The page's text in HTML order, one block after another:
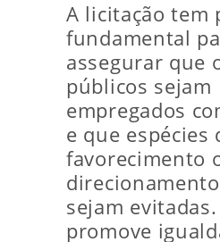
A licitação tem
fundamental
assegurar que
públicos sejam
empregados
e que espécies
favorecimento
sejam evitadas.
promove